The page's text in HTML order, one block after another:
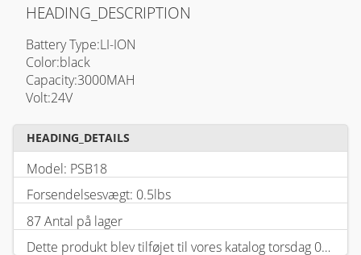
HEADING_DESCRIPTION
Battery Type:LI-ION
Color:black
Capacity:3000MAH
Volt:24V
HEADING_DETAILS
Model: PSB18
Forsendelsesvægt: 0.5lbs
87 Antal på lager
Dette produkt blev tilføjet til vores katalog torsdag 05 februar, 2026.